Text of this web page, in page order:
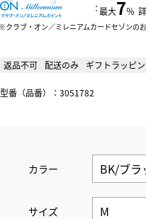
：最大7％
クラブ・オン／ミレニアムカードセゾンの
返品不可 配送のみ ギフトラッピ
型番（品番）：3051782
カラー
サイズ